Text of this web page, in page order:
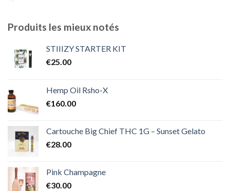
€2,000.00
Produits les mieux notés
STIIIZY STARTER KIT
€25.00
Hemp Oil Rsho-X
€160.00
Cartouche Big Chief THC 1G – Sunset Gelato
€28.00
Pink Champagne
€30.00